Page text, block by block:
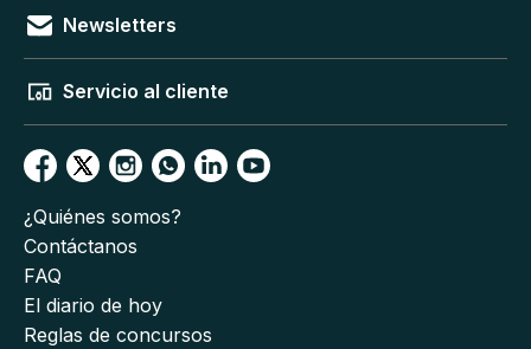
Newsletters
Servicio al cliente
¿Quiénes somos?
Contáctanos
FAQ
El diario de hoy
Reglas de concursos